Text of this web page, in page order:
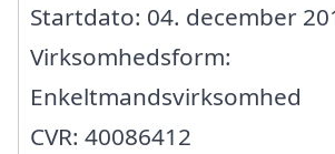
Startdato: 04. december
Virksomhedsform:
Enkeltmandsvirksomhed
CVR: 40086412